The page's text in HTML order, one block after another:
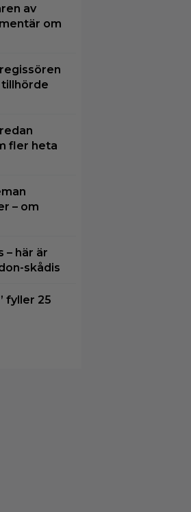
av
om
tillhörde
fler heta
– om
– här är
skådis
fyller 25